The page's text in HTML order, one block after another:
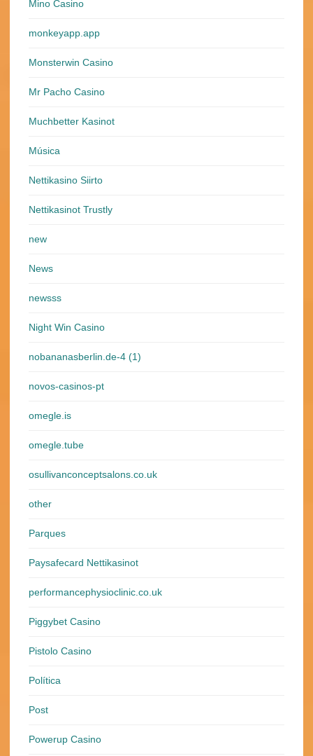
Mino Casino
monkeyapp.app
Monsterwin Casino
Mr Pacho Casino
Muchbetter Kasinot
Música
Nettikasino Siirto
Nettikasinot Trustly
new
News
newsss
Night Win Casino
nobananasberlin.de-4 (1)
novos-casinos-pt
omegle.is
omegle.tube
osullivanconceptsalons.co.uk
other
Parques
Paysafecard Nettikasinot
performancephysioclinic.co.uk
Piggybet Casino
Pistolo Casino
Política
Post
Powerup Casino